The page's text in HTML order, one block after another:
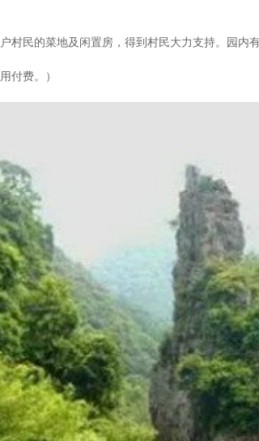
村民的菜地及闲置房，得到村民大力支持。园
付费。）